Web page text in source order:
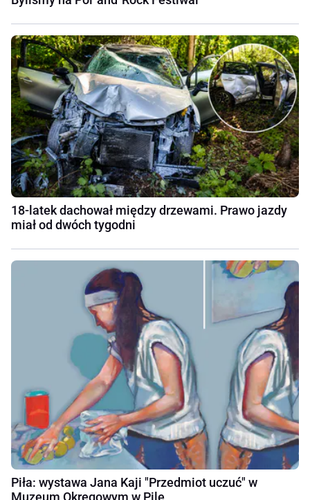
18-latek dachował między drzewami. Prawo jazdy
miał od dwóch tygodni
Piła: wystawa Jana Kaji "Przedmiot uczuć" w
Muzeum Okręgowym w Pile